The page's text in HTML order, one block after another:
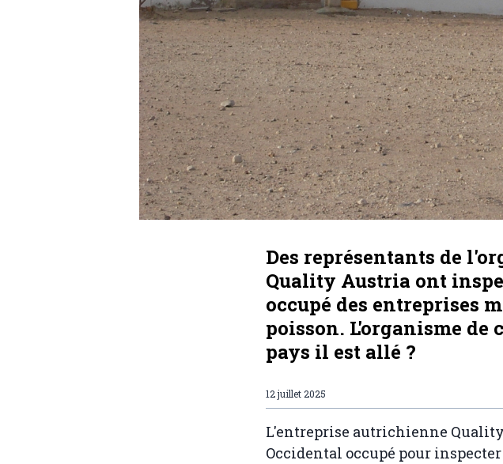
Des représentants de
Quality Austria ont
occupé des entreprises
poisson. L'organisme
pays il est allé ?
12 juillet 2025
L'entreprise autrichienne
Occidental occupé pour